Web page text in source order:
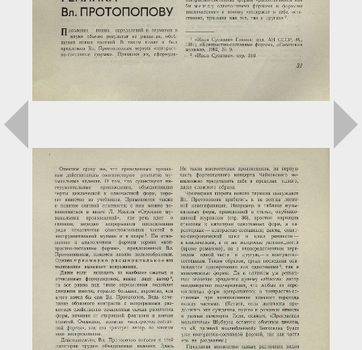
Загрузка...